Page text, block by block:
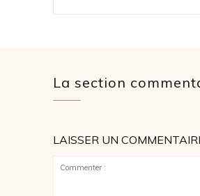
La section
LAISSER UN